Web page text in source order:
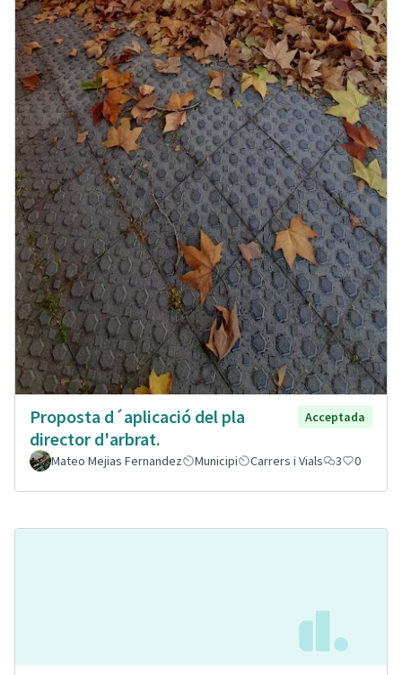
Proposta d´aplicació del pla
director d'arbrat.
Acceptada
Mateo Mejias Fernandez Municipi Carrers i Vials 3 0